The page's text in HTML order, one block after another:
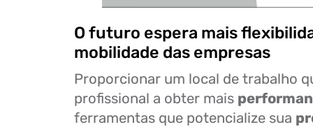
O futuro espera mais
mobilidade das empresas
Proporcionar um local de trabalho
profissional a obter mais
ferramentas que potencialize sua